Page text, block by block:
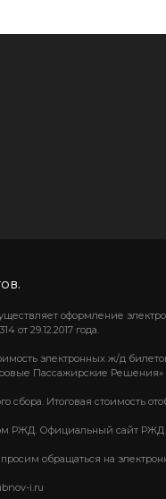
оформление
от 29.12.2017 года.
электронных ж/д
Пассажирские
сбора. Итоговая стоимость
РЖД. Официальный сайт РЖД
обращаться на
i.ru